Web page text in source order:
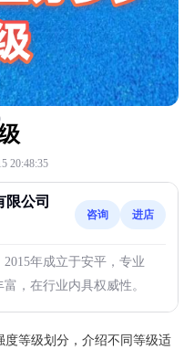
20:48:35
限公司
咨询 进店
年成立于安平，专业
，在行业内具权威性。
等级划分，介绍不同等级适